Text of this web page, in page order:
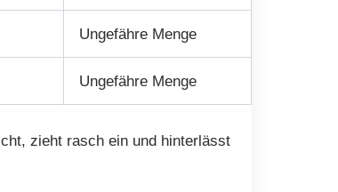
Ungefähre Menge
Ungefähre Menge
zieht rasch ein und hinterlässt